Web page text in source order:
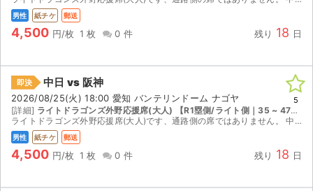
男性 紙チケ 郵送
4,500 円/枚 1 枚 0 件 残り 18 日
即決 中日 vs 阪神
2026/08/25(火) 18:00 愛知 バンテリンドーム ナゴヤ
[詳細] ライトドラゴンズ外野応援席(大人) 【R1塁側/ライト側｜35 ~ 47列｜座席番号481 ~ 500】
ライトドラゴンズ外野応援席(大人)です、通路側の席ではありません。 中日専用応援席になりますので、阪神の応援はできません。 取引確定後のキャンセルはお受けできません。 迅速で丁寧な対...
男性 紙チケ 郵送
4,500 円/枚 1 枚 0 件 残り 18 日
5